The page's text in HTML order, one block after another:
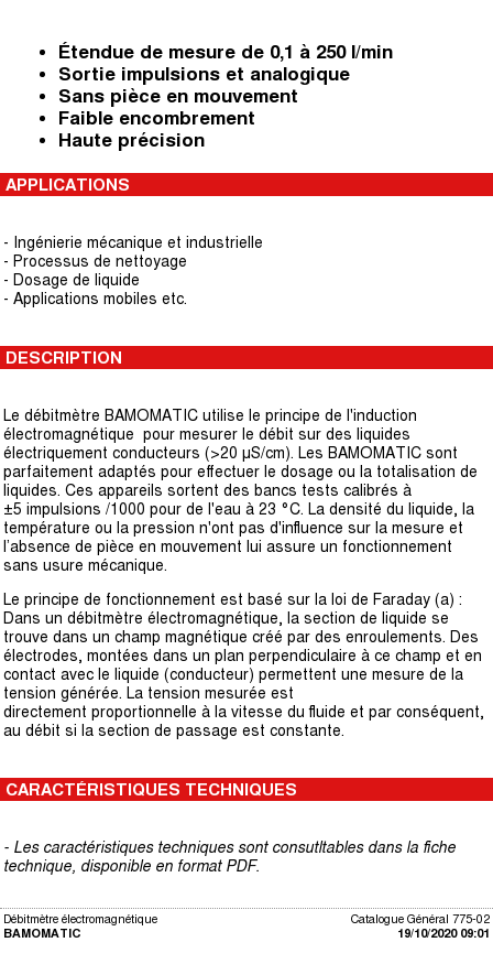
Étendue de mesure de 0,1 à 250 l/min
Sortie impulsions et analogique
Sans pièce en mouvement
Faible encombrement
Haute précision
APPLICATIONS
- Ingénierie mécanique et industrielle
- Processus de nettoyage
- Dosage de liquide
- Applications mobiles etc.
DESCRIPTION
Le débitmètre BAMOMATIC utilise le principe de l'induction
électromagnétique pour mesurer le débit sur des liquides
électriquement conducteurs (>20 μS/cm). Les BAMOMATIC sont
parfaitement adaptés pour effectuer le dosage ou la totalisation de
liquides. Ces appareils sortent des bancs tests calibrés à
±5 impulsions /1000 pour de l'eau à 23 °C. La densité du liquide, la
température ou la pression n'ont pas d'influence sur la mesure et
l’absence de pièce en mouvement lui assure un fonctionnement
sans usure mécanique.
Le principe de fonctionnement est basé sur la loi de Faraday (a) :
Dans un débitmètre électromagnétique, la section de liquide se
trouve dans un champ magnétique créé par des enroulements. Des
électrodes, montées dans un plan perpendiculaire à ce champ et en
contact avec le liquide (conducteur) permettent une mesure de la
tension générée. La tension mesurée est
directement proportionnelle à la vitesse du fluide et par conséquent,
au débit si la section de passage est constante.
CARACTÉRISTIQUES TECHNIQUES
- Les caractéristiques techniques sont consutltables dans la fiche
technique, disponible en format PDF.
Catalogue Général 775-02
19/10/2020 09:01
Débitmètre électromagnétique
BAMOMATIC